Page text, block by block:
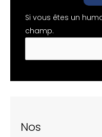
Si vous êtes un
champ.
Nos